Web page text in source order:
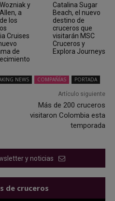
y
a
los
Cruises
de
Catalina Sugar
Beach, el nuevo
destino de
cruceros que
visitarán MSC
Cruceros y
Explora Journeys
NEWS COMPAÑÍAS PORTADA
Artículo siguiente
Más de 200 cruceros
visitaron Colombia esta
temporada
y noticias
de cruceros